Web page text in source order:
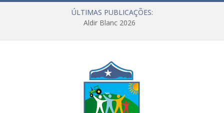
ÚLTIMAS PUBLICAÇÕES:
Aldir Blanc 2026